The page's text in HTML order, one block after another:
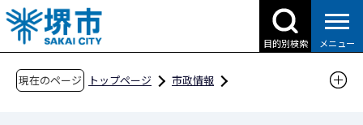
こ
の
ペ
目的別検索 メニュー
現在のページ トップページ
市政情報